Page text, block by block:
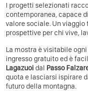
I progetti selezionati
contemporanea, capace
valore sociale. Un
prospettive per chi vive,
La mostra è visitabile
ingresso gratuito ed è
Lagazuoi dal Passo
quota e lasciarsi ispirare
futuro della montagna.